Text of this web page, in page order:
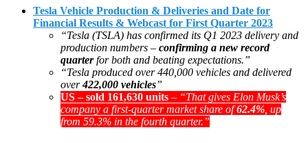
Tesla Vehicle Production & Deliveries and Date for
Financial Results & Webcast for First Quarter 2023
“Tesla (TSLA) has confirmed its Q1 2023 delivery and
production numbers – confirming a new record
quarterfor both and beating expectations.”
“Tesla produced over 440,000 vehicles and delivered
over422,000 vehicles”
US – sold 161,630 units – “That gives Elon Musk’s
company a first-quarter market share of62.4% , up
from 59.3% in the fourth quarter.”